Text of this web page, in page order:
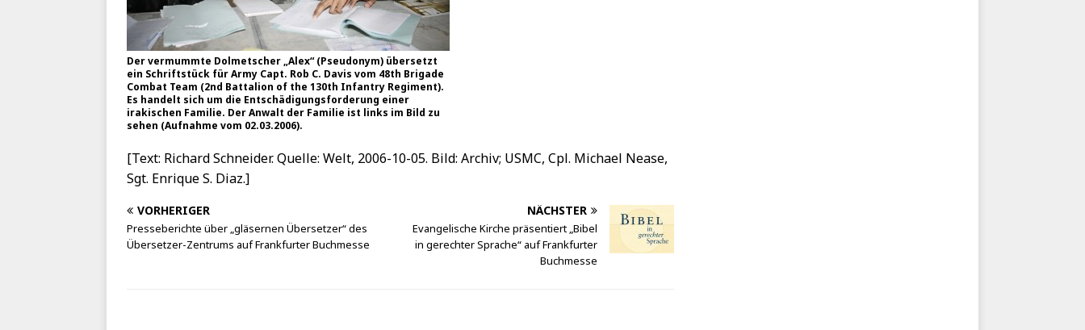
Der vermummte Dolmetscher „Alex“ (Pseudonym) übersetzt
ein Schriftstück für Army Capt. Rob C. Davis vom 48th Brigade
Combat Team (2nd Battalion of the 130th Infantry Regiment).
Es handelt sich um die Entschädigungsforderung einer
irakischen Familie. Der Anwalt der Familie ist links im Bild zu
sehen (Aufnahme vom 02.03.2006).
[Text: Richard Schneider. Quelle: Welt, 2006-10-05. Bild: Archiv; USMC, Cpl. Michael Nease,
Sgt. Enrique S. Diaz.]
VORHERIGER
Presseberichte über „gläsernen Übersetzer“ des
Übersetzer-Zentrums auf Frankfurter Buchmesse
NÄCHSTER
Evangelische Kirche präsentiert „Bibel
in gerechter Sprache“ auf Frankfurter
Buchmesse